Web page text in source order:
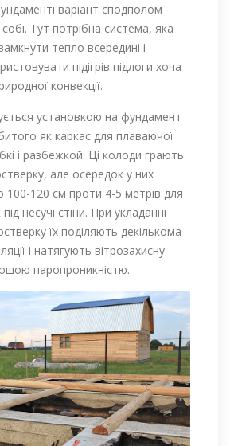
варіант сподполом
Тут потрібна система, яка
тепло всередині і
підігрів підлоги хоча
конвекції.
установкою на фундамент
як каркас для плаваючої
і разбежкой. Ці колоди грають
але осередок у них
100-120 см проти 4-5 метрів для
несучі стіни. При укладанні
їх поділяють декількома
і натягують вітрозахисну
паропроникністю.